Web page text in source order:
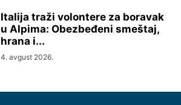
Italija traži volontere za boravak
u Alpima: Obezbeđeni smeštaj,
hrana i...
4. avgust 2026.